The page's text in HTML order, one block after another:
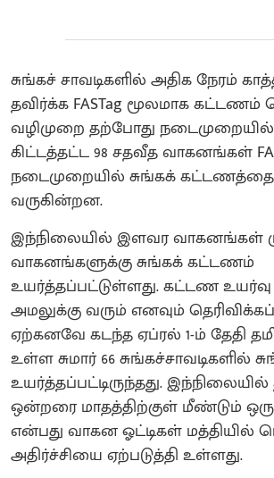
சுங்கச் சாவடிகளில் அதிக நேரம்
தவிர்க்க FASTag மூலமாக கட்டணம்
வழிமுறை தற்போது
கிட்டத்தட்ட 98 சதவீத வாகனங்கள்
நடைமுறையில் சுங்கக் கட்டணத்தை
வருகின்றன.
இந்நிலையில் இளவர வாகனங்கள்
வாகனங்களுக்கு சுங்கக் கட்டணம்
உயர்த்தப்பட்டுள்ளது. கட்டண
அமலுக்கு வரும் எனவும்
ஏற்கனவே கடந்த ஏப்ரல் 1-ம் தேதி
உள்ள சுமார் 66 சுங்கச்சாவடிகளில்
உயர்த்தப்பட்டிருந்தது.
ஒன்றரை மாதத்திற்குள் மீண்டும்
என்பது வாகன ஓட்டிகள் மத்தியில்
அதிர்ச்சியை ஏற்படுத்தி உள்ளது.